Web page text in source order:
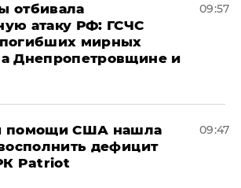
отбивала
атаку РФ: ГСЧС
мирных
Днепропетровщине и
09:57
помощи США нашла
дефицит
Patriot
09:47